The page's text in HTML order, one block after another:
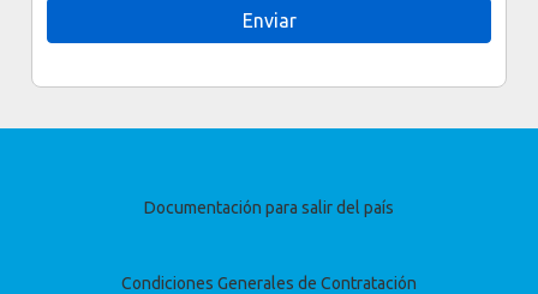
Documentación para salir del país
Condiciones Generales de Contratación